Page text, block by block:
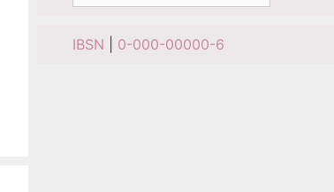
IBSN 0-000-00000-6